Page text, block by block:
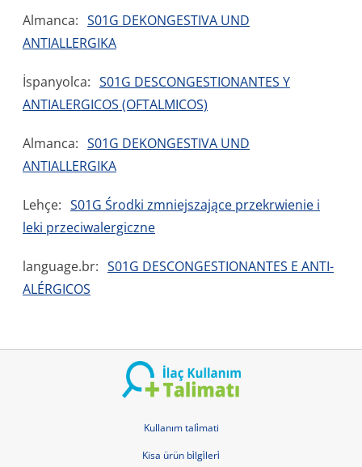
Almanca: S01G DEKONGESTIVA UND
ANTIALLERGIKA
İspanyolca: S01G DESCONGESTIONANTES Y
ANTIALERGICOS (OFTALMICOS)
Almanca: S01G DEKONGESTIVA UND
ANTIALLERGIKA
Lehçe: S01G Środki zmniejszające przekrwienie i
leki przeciwalergiczne
language.br: S01G DESCONGESTIONANTES E ANTI-
ALÉRGICOS
Kullanım tali̇mati
Kisa ürün bi̇lgi̇leri̇